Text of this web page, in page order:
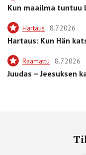
Kun maailma tuntuu
Hartaus 8.7.2026
Hartaus: Kun Hän
Raamattu 8.7.2026
Juudas – Jeesuksen